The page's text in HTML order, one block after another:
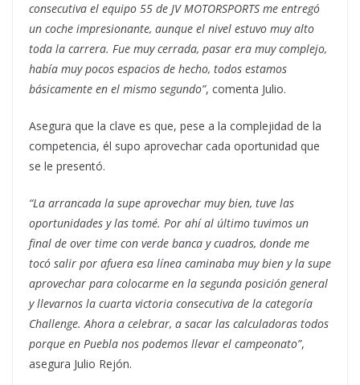
consecutiva el equipo 55 de JV MOTORSPORTS me entregó
un coche impresionante, aunque el nivel estuvo muy alto
toda la carrera. Fue muy cerrada, pasar era muy complejo,
había muy pocos espacios de hecho, todos estamos
básicamente en el mismo segundo”, comenta Julio.
Asegura que la clave es que, pese a la complejidad de la
competencia, él supo aprovechar cada oportunidad que
se le presentó.
“La arrancada la supe aprovechar muy bien, tuve las
oportunidades y las tomé. Por ahí al último tuvimos un
final de over time con verde banca y cuadros, donde me
tocó salir por afuera esa línea caminaba muy bien y la supe
aprovechar para colocarme en la segunda posición general
y llevarnos la cuarta victoria consecutiva de la categoría
Challenge. Ahora a celebrar, a sacar las calculadoras todos
porque en Puebla nos podemos llevar el campeonato”,
asegura Julio Rejón.